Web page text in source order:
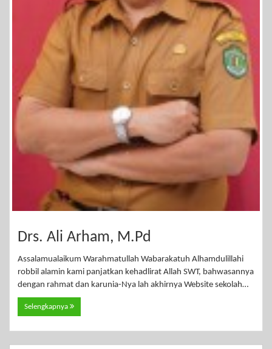
Drs. Ali Arham, M.Pd
Assalamualaikum Warahmatullah Wabarakatuh Alhamdulillahi
robbil alamin kami panjatkan kehadlirat Allah SWT, bahwasannya
dengan rahmat dan karunia-Nya lah akhirnya Website sekolah…
Selengkapnya